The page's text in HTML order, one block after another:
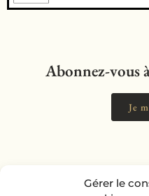
Gérer le
Abonnez-vous
Je